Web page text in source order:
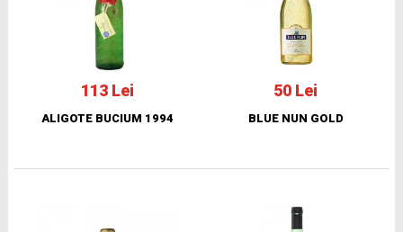
113 Lei
ALIGOTE BUCIUM 1994
50 Lei
BLUE NUN GOLD